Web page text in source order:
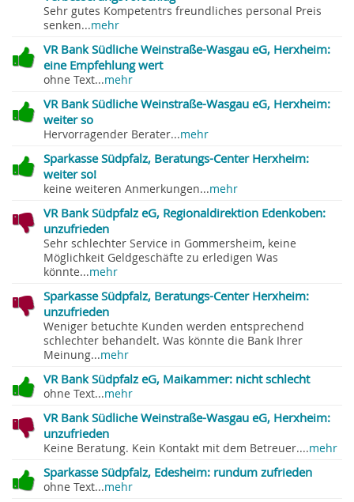
Sehr gutes Kompetentrs freundliches personal Preis
senken...mehr
VR Bank Südliche Weinstraße-Wasgau eG, Herxheim:
eine Empfehlung wert
ohne Text...mehr
VR Bank Südliche Weinstraße-Wasgau eG, Herxheim:
weiter so
Hervorragender Berater...mehr
Sparkasse Südpfalz, Beratungs-Center Herxheim:
weiter so!
keine weiteren Anmerkungen...mehr
VR Bank Südpfalz eG, Regionaldirektion Edenkoben:
unzufrieden
Sehr schlechter Service in Gommersheim, keine
Möglichkeit Geldgeschäfte zu erledigen Was
könnte...mehr
Sparkasse Südpfalz, Beratungs-Center Herxheim:
unzufrieden
Weniger betuchte Kunden werden entsprechend
schlechter behandelt. Was könnte die Bank Ihrer
Meinung...mehr
VR Bank Südpfalz eG, Maikammer: nicht schlecht
ohne Text...mehr
VR Bank Südliche Weinstraße-Wasgau eG, Herxheim:
unzufrieden
Keine Beratung. Kein Kontakt mit dem Betreuer....mehr
Sparkasse Südpfalz, Edesheim: rundum zufrieden
ohne Text...mehr